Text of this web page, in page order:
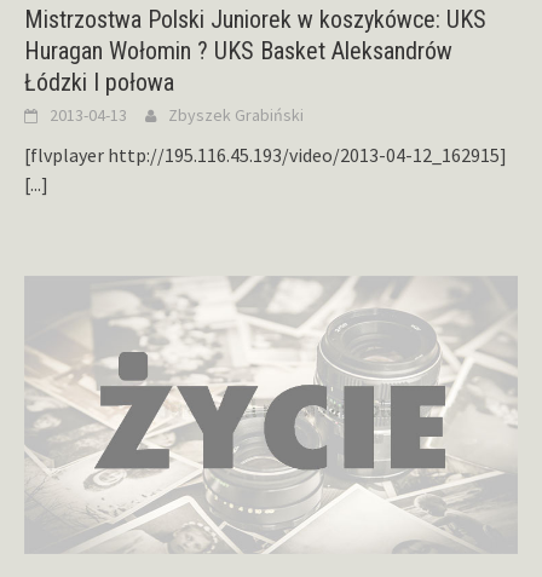
Mistrzostwa Polski Juniorek w koszykówce: UKS
Huragan Wołomin ? UKS Basket Aleksandrów
Łódzki I połowa
2013-04-13 Zbyszek Grabiński
[flvplayer http://195.116.45.193/video/2013-04-12_162915]
[...]